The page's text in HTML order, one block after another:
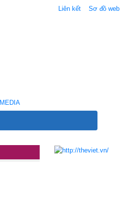
Liên kết Sơ đồ web
MEDIA